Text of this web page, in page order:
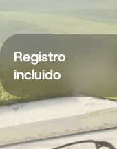
Registro
incluido